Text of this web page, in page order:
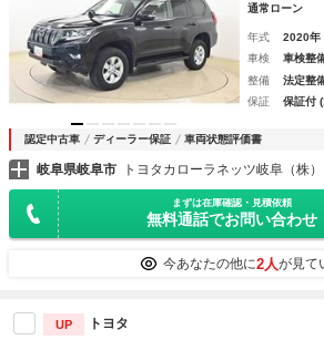
通常ローン
年式 2020年
車検
車検整
整備
法定整
保証
保証付
認定中古車 ディーラー保証 車両状態評価書
岐阜県岐阜市 トヨタカローラネッツ岐阜（株
まずは在庫確認・見積依頼
無料通話でお問い合わせ
今あなたの他に2人が見て
UP トヨタ